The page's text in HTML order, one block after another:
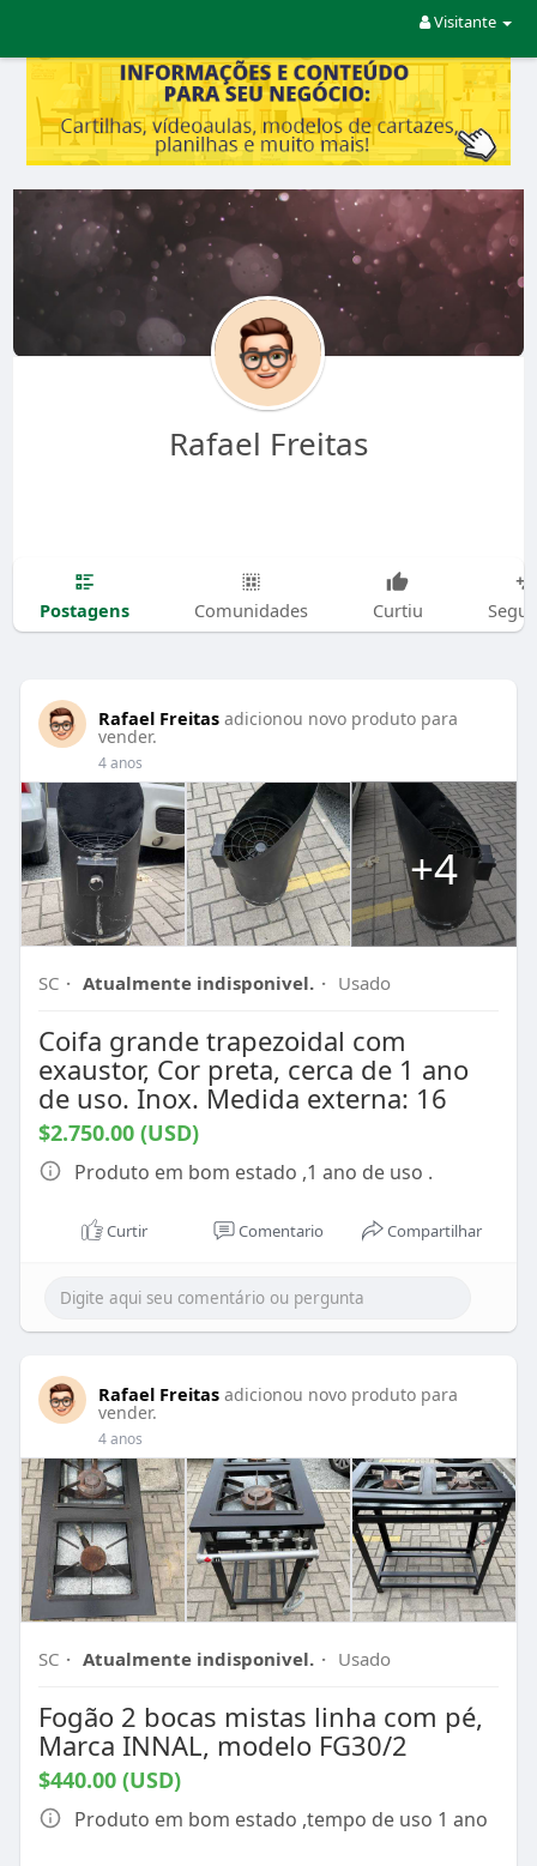
Visitante
Rafael Freitas
Postagens Comunidades Curtiu
Rafael Freitas adicionou novo produto para
vender.
4 anos
+4
SC · Atualmente indisponivel. · Usado
Coifa grande trapezoidal com
exaustor, Cor preta, cerca de 1 ano
de uso. Inox. Medida externa: 16
$2.750.00 (USD)
Produto em bom estado ,1 ano de uso .
Curtir Comentario Compartilhar
Rafael Freitas adicionou novo produto para
vender.
4 anos
SC · Atualmente indisponivel. · Usado
Fogão 2 bocas mistas linha com pé,
Marca INNAL, modelo FG30/2
$440.00 (USD)
Produto em bom estado ,tempo de uso 1 ano